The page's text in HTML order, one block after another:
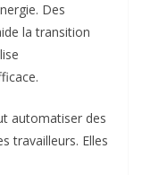
Des
la transition
automatiser des
travailleurs. Elles